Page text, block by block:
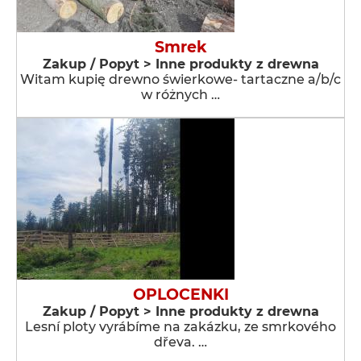
Smrek
Zakup / Popyt > Inne produkty z drewna
Witam kupię drewno świerkowe- tartaczne a/b/c
w różnych …
OPLOCENKI
Zakup / Popyt > Inne produkty z drewna
Lesní ploty vyrábíme na zakázku, ze smrkového
dřeva. …